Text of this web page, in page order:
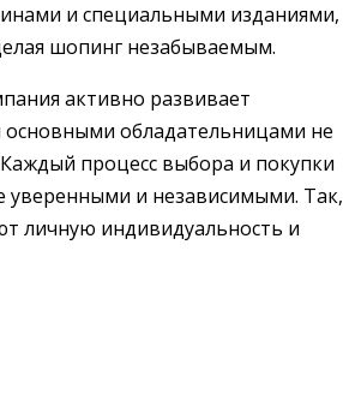
и специальными изданиями,
шопинг незабываемым.
активно развивает
обладательницами не
процесс выбора и покупки
уверенными и независимыми. Так,
личную индивидуальность и